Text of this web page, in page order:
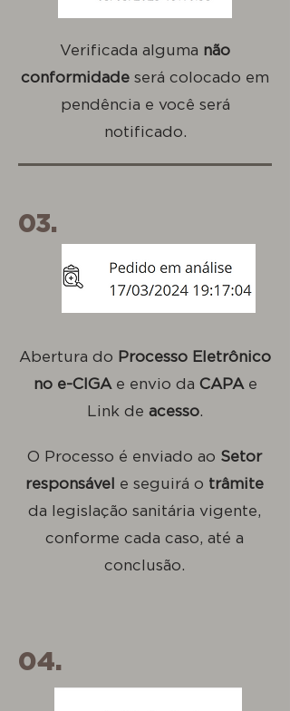
Verificada alguma não
conformidade será colocado em
pendência e você será
notificado.
03.
Abertura do Processo Eletrônico
no e-CIGAe envio da CAPAe
Link de acesso.
O Processo é enviado ao Setor
responsável e seguirá o trâmite
da legislação sanitária vigente,
conforme cada caso, até a
conclusão.
04.